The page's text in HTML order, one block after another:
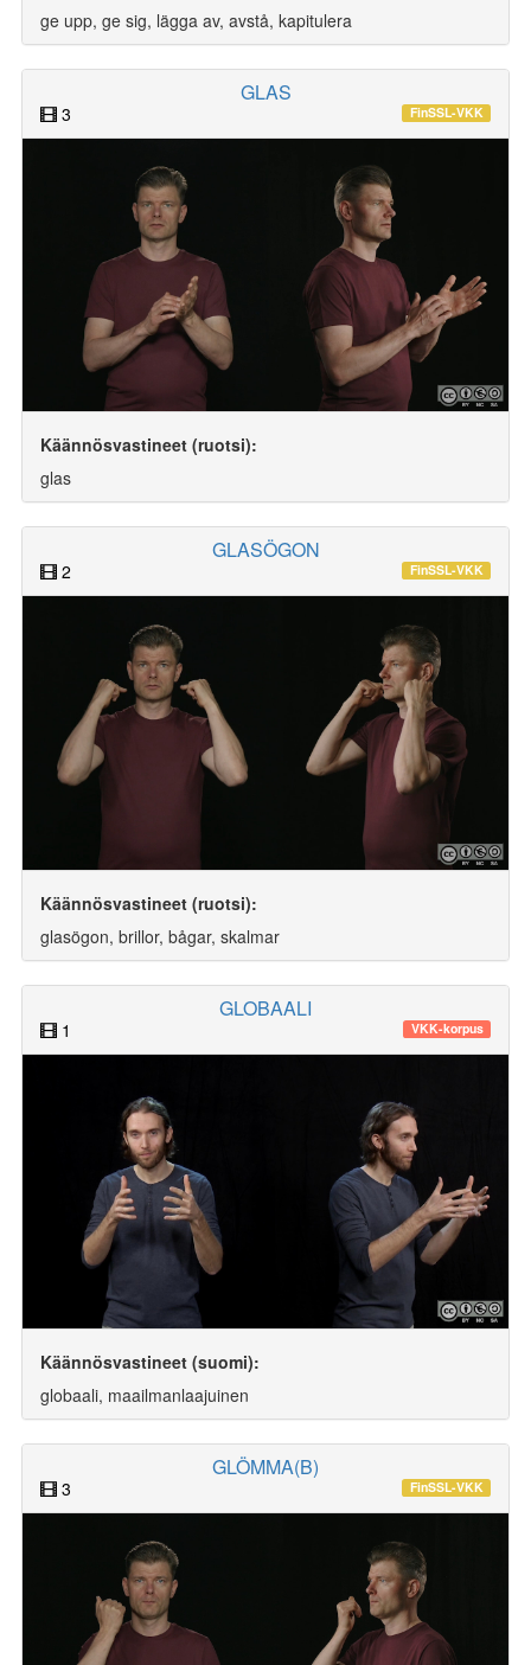
ge upp, ge sig, lägga av, avstå, kapitulera
GLAS
3 FinSSL-VKK
Käännösvastineet (ruotsi):
glas
GLASÖGON
2 FinSSL-VKK
Käännösvastineet (ruotsi):
glasögon, brillor, bågar, skalmar
GLOBAALI
1 VKK-korpus
Käännösvastineet (suomi):
globaali, maailmanlaajuinen
GLÖMMA(B)
3 FinSSL-VKK